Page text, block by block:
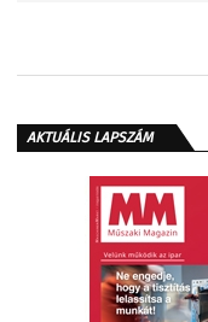
AKTUÁLIS LAPSZÁM